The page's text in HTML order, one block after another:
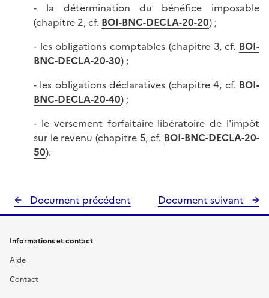
- la détermination du bénéfice imposable
(chapitre 2, cf. BOI-BNC-DECLA-20-20) ;
- les obligations comptables (chapitre 3, cf. BOI-
BNC-DECLA-20-30) ;
- les obligations déclaratives (chapitre 4, cf. BOI-
BNC-DECLA-20-40) ;
- le versement forfaitaire libératoire de l'impôt
sur le revenu (chapitre 5, cf. BOI-BNC-DECLA-20-
50).
Document précédent Document suivant
Informations et contact
Aide
Contact